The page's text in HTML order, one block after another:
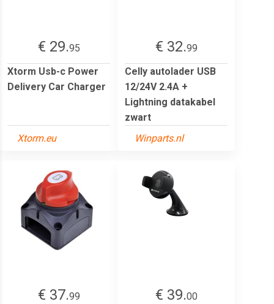
€ 29.95
Xtorm Usb-c Power
Delivery Car Charger
Xtorm.eu
€ 32.99
Celly autolader USB
12/24V 2.4A +
Lightning datakabel
zwart
Winparts.nl
€ 37.99
€ 39.00